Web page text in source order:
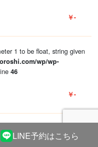
LINE予約はこちら
￥-
1 to be float, string given
wp/wp-
46
￥-
1 to be float, string given
wp/wp-